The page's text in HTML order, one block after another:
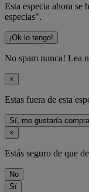
Esta especia ahora
especias".
¡Ok lo tengo!
No spam nunca! Lea
×
Estas fuera de esta
Sí, me gustaría
×
Estás seguro de que
No
Sí